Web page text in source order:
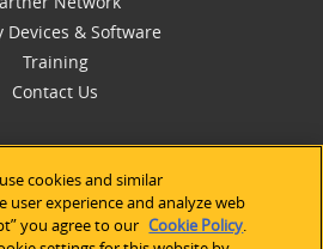
Devices & Software
Training
Contact Us
FOLLOW
cookies and similar
user experience and analyze web
you agree to our Cookie Policy.